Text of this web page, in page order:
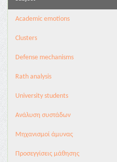
Academic emotions
Clusters
Defense mechanisms
Rath analysis
University students
Ανάλυση συστάδων
Μηχανισμοί άμυνας
Προσεγγίσεις μάθησης